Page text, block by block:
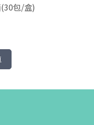
包/盒)